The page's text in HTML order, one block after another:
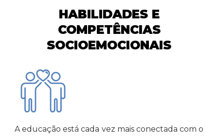
HABILIDADES E
COMPETÊNCIAS
SOCIOEMOCIONAIS
A educação está cada vez mais conectada com o